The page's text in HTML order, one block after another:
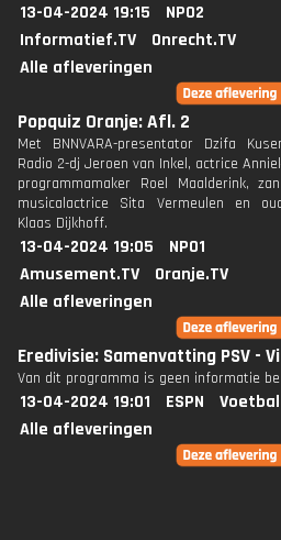
13-04-2024 19:15
NPO2
Informatief.TV
Onrecht.TV
Alle afleveringen
Popquiz Oranje: Afl. 2
Met BNNVARA-presentator Dzifa
Radio 2-dj Jeroen van Inkel, actrice
programmamaker Roel Maalderink,
musicalactrice Sita Vermeulen en
Klaas Dijkhoff.
13-04-2024 19:05
NPO1
Amusement.TV
Oranje.TV
Alle afleveringen
Eredivisie: Samenvatting PSV -
Van dit programma is geen informatie
13-04-2024 19:01 ESPN
Alle afleveringen